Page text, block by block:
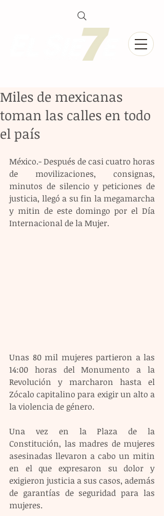
Miles de mexicanas
toman las calles en todo
el país
México.- Después de casi cuatro horas
de movilizaciones, consignas,
minutos de silencio y peticiones de
justicia, llegó a su fin la megamarcha
y mitin de este domingo por el Día
Internacional de la Mujer.
Unas 80 mil mujeres partieron a las
14:00 horas del Monumento a la
Revolución y marcharon hasta el
Zócalo capitalino para exigir un alto a
la violencia de género.
Una vez en la Plaza de la
Constitución, las madres de mujeres
asesinadas llevaron a cabo un mitin
en el que expresaron su dolor y
exigieron justicia a sus casos, además
de garantías de seguridad para las
mujeres.